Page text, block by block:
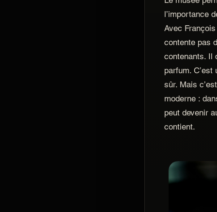
l’importance
Avec
contente pas
contenants. Il
parfum.
sûr. Mais
moderne :
peut devenir
contient.